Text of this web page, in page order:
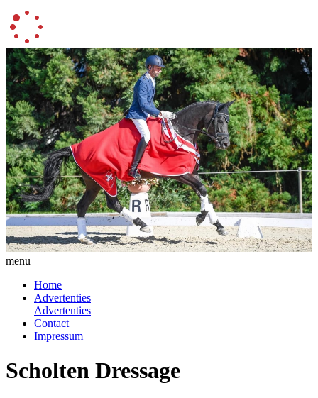
menu
Home
Advertenties
Advertenties
Contact
Impressum
Scholten Dressage